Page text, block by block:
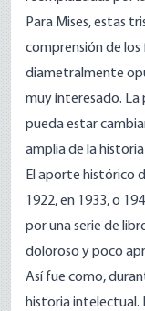
Para Mises, estas
comprensión de los
diametralmente
muy interesado. La
pueda estar
amplia de la
El aporte histórico
1922, en 1933, o
por una serie de
doloroso y poco
Así fue como,
historia intelectual.